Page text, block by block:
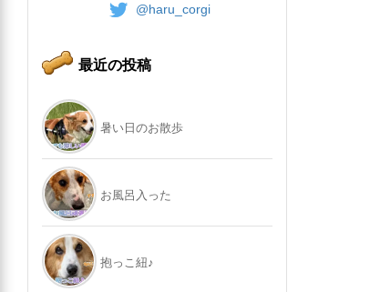
@haru_corgi
最近の投稿
暑い日のお散歩
お風呂入った
抱っこ紐♪